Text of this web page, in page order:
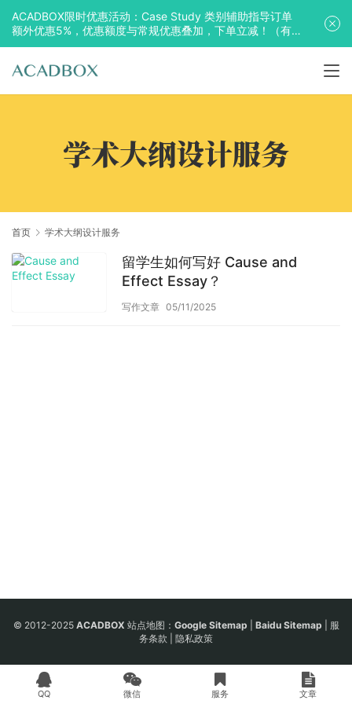
学术大纲设计服务
首页 学术大纲设计服务
留学生如何写好 Cause and
Effect Essay？
写作文章 05/11/2025
© 2012-2025 ACADBOX 站点地图： Google Sitemap Baidu Sitemap
服
务条款
隐私政策
QQ 微信 服务 文章
ACADBOX限时优惠活动：Case Study 类别辅助指导订单
额外优惠5%，优惠额度与常规优惠叠加，下单立减！（有
效期至2025年10月31日）